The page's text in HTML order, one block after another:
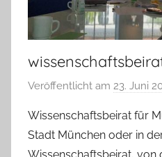
Veröffentlicht am 23. Juni
Wissenschaftsbeirat für
Stadt München oder in